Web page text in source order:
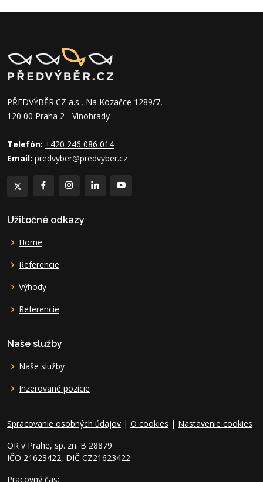
PŘEDVÝBĚR.CZ a.s., Na Kozačce 1289/7,
120 00 Praha 2 - Vinohrady
Telefón: +420 246 086 014
Email: predvyber@predvyber.cz
Užitočné odkazy
Home
Referencie
Výhody
Referencie
Naše služby
Naše služby
Inzerované pozície
Spracovanie osobných údajov | O cookies | Nastavenie cookies
OR v Prahe, sp. zn. B 28879
IČO 21623422, DIČ CZ21623422
Pracovný čas: